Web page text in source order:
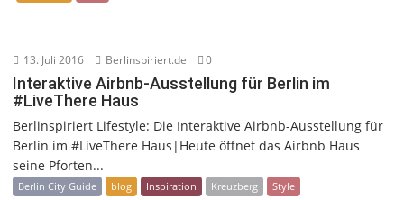
13. Juli 2016 Berlinspiriert.de 0
Interaktive Airbnb-Ausstellung für Berlin im
#LiveThere Haus
Berlinspiriert Lifestyle: Die Interaktive Airbnb-Ausstellung für
Berlin im #LiveThere Haus|Heute öffnet das Airbnb Haus
seine Pforten...
Berlin City Guide blog Inspiration Kreuzberg Style